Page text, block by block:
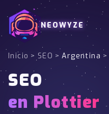
NEOWYZE
Inicio > SEO > Argentina >
SEO
en Plottier